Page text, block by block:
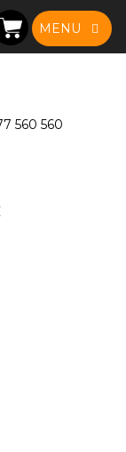
560 560
NÁKUPNÍ
KOŠÍK